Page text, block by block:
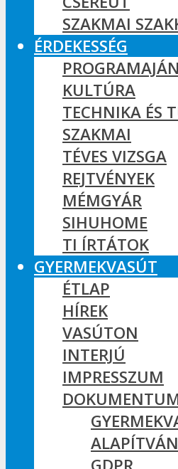
SZAKMAI
ÉRDEKESSÉG
KULTÚRA
TECHNIKA ÉS
SZAKMAI
TÉVES VIZSGA
REJTVÉNYEK
MÉMGYÁR
SIHUHOME
TI ÍRTÁTOK
GYERMEKVASÚT
ÉTLAP
HÍREK
VASÚTON
INTERJÚ
IMPRESSZUM